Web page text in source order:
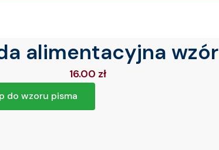
alimentacyjna wzór
16.00 zł
do wzoru pisma